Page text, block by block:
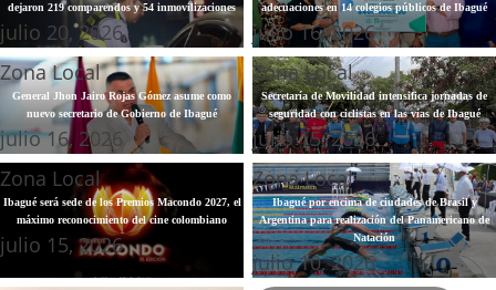
dejaron 219 comparendos y 54 inmovilizaciones
julio 20, 2026
adecuaciones en 14 colegios públicos de Ibagué
julio 16, 2026
Zona Local
General Jhon Jairo Rojas Gómez asume como
nuevo secretario de Gobierno de Ibagué
julio 16, 2026
Zona Local
Secretaría de Movilidad intensifica jornadas de
seguridad con ciclistas en las vías de Ibagué
julio 15, 2026
Zona Local
Ibagué será sede de los Premios Macondo 2027, el
máximo reconocimiento del cine colombiano
julio 15, 2026
Zona Local
Ibagué por encima de ciudades de Brasil y
Argentina para realización del Panamericano de
Natación
julio 10, 2026